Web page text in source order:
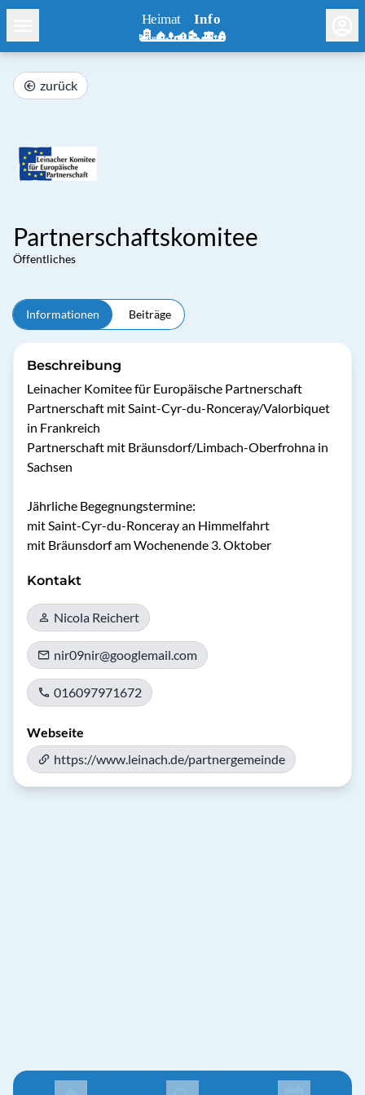
zurück
Partnerschaftskomitee
Öffentliches
Informationen Beiträge
Beschreibung
Leinacher Komitee für Europäische Partnerschaft
Partnerschaft mit Saint-Cyr-du-Ronceray/Valorbiquet
in Frankreich
Partnerschaft mit Bräunsdorf/Limbach-Oberfrohna in
Sachsen
Jährliche Begegnungstermine:
mit Saint-Cyr-du-Ronceray an Himmelfahrt
mit Bräunsdorf am Wochenende 3. Oktober
Kontakt
Nicola Reichert
nir09nir@googlemail.com
016097971672
Webseite
https://www.leinach.de/partnergemeinde